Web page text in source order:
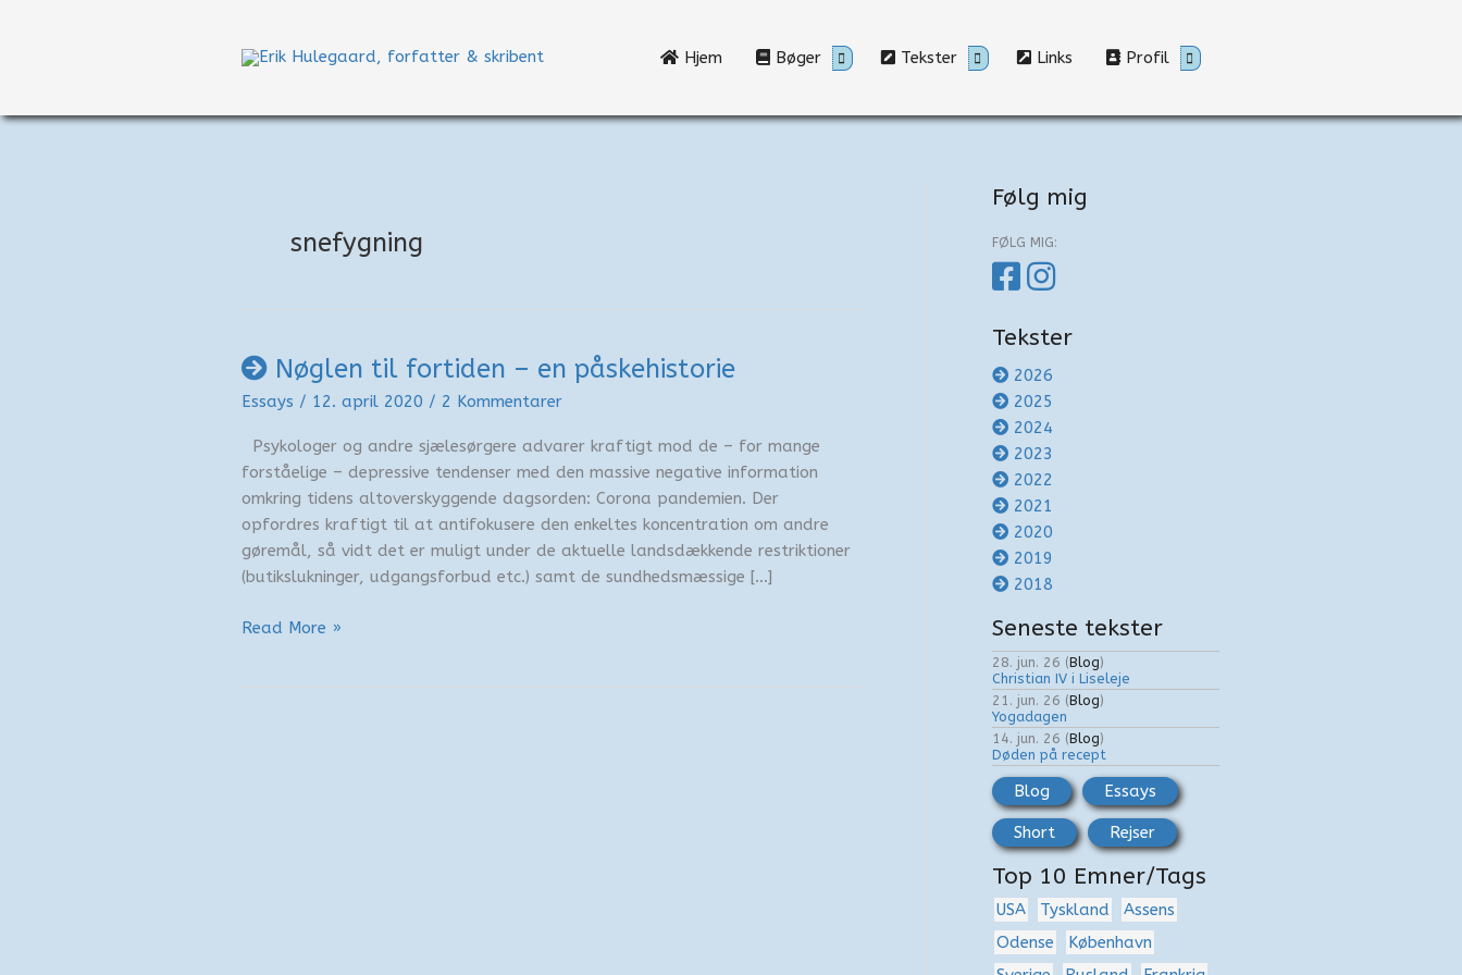
Hjem Bøger Tekster Links Profil
snefygning
Nøglen til fortiden – en påskehistorie
Essays / 12. april 2020 / 2 Kommentarer
Psykologer og andre sjælesørgere advarer kraftigt mod de – for mange
forståelige – depressive tendenser med den massive negative information
omkring tidens altoverskyggende dagsorden: Corona pandemien. Der
opfordres kraftigt til at antifokusere den enkeltes koncentration om andre
gøremål, så vidt det er muligt under de aktuelle landsdækkende restriktioner
(butikslukninger, udgangsforbud etc.) samt de sundhedsmæssige […]
Nøglen
Read More »
Følg mig
FØLG MIG:
Tekster
2026
2025
2024
2023
2022
2021
2020
2019
2018
Seneste tekster
28. jun. 26 (Blog)
Christian IV i Liseleje
21. jun. 26 (Blog)
Yogadagen
14. jun. 26 (Blog)
Døden på recept
Blog Essays
Short Rejser
Top 10 Emner/Tags
USA Tyskland
Assens
Odense
København